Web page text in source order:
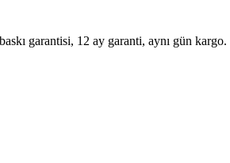
garantisi, 12 ay garanti, aynı gün kargo.